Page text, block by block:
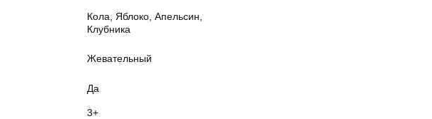
Кола, Яблоко, Апельсин,
Клубника
Жевательный
Да
3+